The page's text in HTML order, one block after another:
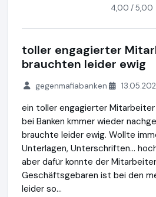
4,00 / 5,00
toller engagierter
brauchten leider ewig
gegenmafiabanken
ein toller engagierter
bei Banken kmmer wieder
brauchte leider ewig. Wollte
Unterlagen, Unterschriften...
aber dafür konnte der
Geschäftsgebaren ist bei den
leider so...